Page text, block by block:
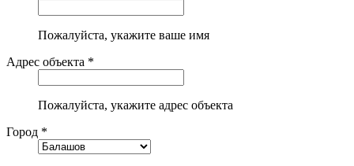
Пожалуйста, укажите ваше имя
Адрес объекта *
Пожалуйста, укажите адрес объекта
Город *